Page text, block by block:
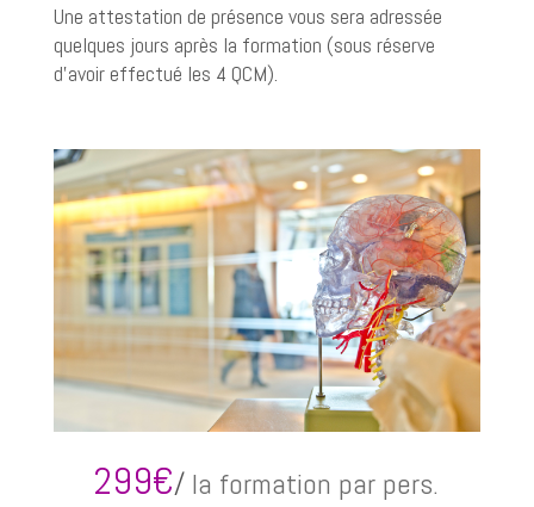
Une attestation de présence vous sera adressée
quelques jours après la formation (sous réserve
d’avoir effectué les 4 QCM).
299€/ la formation par pers.